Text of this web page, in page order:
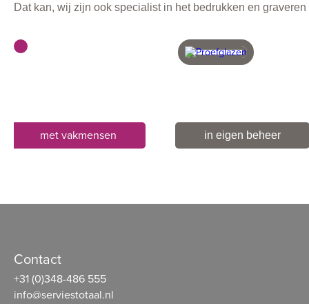
Dat kan, wij zijn ook specialist in het bedrukken en
met vakmensen in eigen beheer
Contact
+31 (0)348-486 555
info@serviestotaal.nl